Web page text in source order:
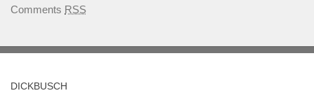
Comments RSS
DICKBUSCH